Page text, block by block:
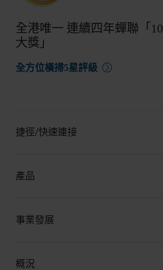
全港唯一 連續四年蟬聯「
大獎」
全方位橫掃5星評級
捷徑/快速連接
產品
事業發展
概況